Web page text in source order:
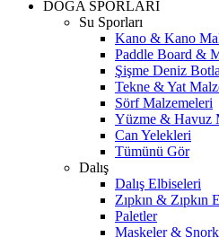
DOĞA SPORLARI
Su Sporları
Kano & Kano
Paddle Board &
Şişme Deniz
Tekne & Yat
Sörf Malzemeleri
Yüzme & Havuz
Can Yelekleri
Tümünü Gör
Dalış
Dalış Elbiseleri
Zıpkın & Zıpkın
Paletler
Maskeler &